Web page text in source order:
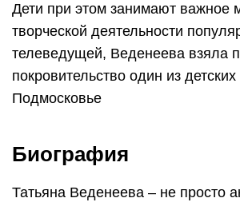
Дети при этом занимают важное
творческой деятельности
телеведущей, Веденеева взяла
покровительство один из
Подмосковье
Биография
Татьяна Веденеева – не просто